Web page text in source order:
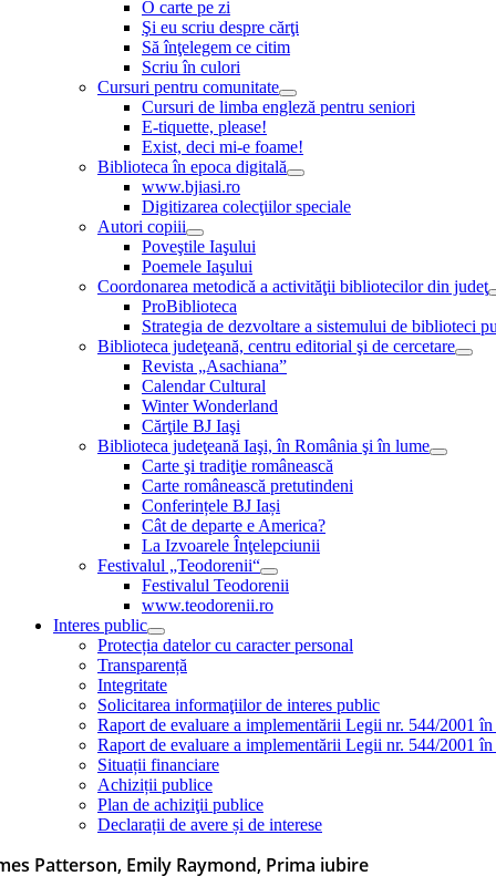
O carte pe zi
Şi eu scriu despre cărţi
Să înţelegem ce citim
Scriu în culori
Cursuri pentru comunitate
Cursuri de limba engleză pentru seniori
E-tiquette, please!
Exist, deci mi-e foame!
Biblioteca în epoca digitală
www.bjiasi.ro
Digitizarea colecţiilor speciale
Autori copiii
Poveştile Iaşului
Poemele Iaşului
Coordonarea metodică a activităţii bibliotecilor din judeţ
ProBiblioteca
Strategia de dezvoltare a sistemului de biblioteci
Biblioteca judeţeană, centru editorial şi de cercetare
Revista „Asachiana”
Calendar Cultural
Winter Wonderland
Cărţile BJ Iaşi
Biblioteca judeţeană Iaşi, în România şi în lume
Carte şi tradiţie românească
Carte românească pretutindeni
Conferințele BJ Iași
Cât de departe e America?
La Izvoarele Înţelepciunii
Festivalul „Teodorenii“
Festivalul Teodorenii
www.teodorenii.ro
Interes public
Protecția datelor cu caracter personal
Transparență
Integritate
Solicitarea informaţiilor de interes public
Raport de evaluare a implementării Legii nr. 544/2001
Raport de evaluare a implementării Legii nr. 544/2001
Situații financiare
Achiziții publice
Plan de achiziţii publice
Declarații de avere și de interese
Patterson, Emily Raymond, Prima iubire